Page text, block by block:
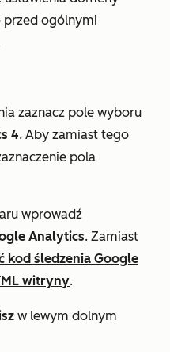
przed ogólnymi
zaznacz pole wyboru
4. Aby zamiast tego
pola
wprowadź
Analytics. Zamiast
kod śledzenia Google
witryny.
w lewym dolnym